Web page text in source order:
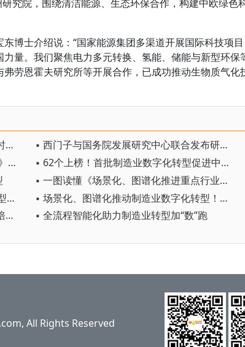
究院，围绕清洁能源、生态环保合作，构建中欧绿色
博士介绍说：“国家能源集团多渠道开展国际科技项目
量。我们聚焦电力多元转换、氢能、储能与新型环保
劳恩霍夫研究所等开展合作，已成功推动生物质气化
▪ 深化数智融合，驱动制造升级——和利时受邀参加制造业数字化转型发展研讨会
▪ 西门子与国务院发展研究中心联合发布研究成果
▪ 《制造业数字化转型发展报告（2025）》发布
▪ 62个上榜！首批制造业数字化转型促进中心建设主体名单公布
▪ 一图读懂《场景化、图谱化推进重点行业数字化转型的参考指引（2025版）》
▪ 40余家企业参赛，聚焦制造业数字化转型痛点
▪ 场景化、图谱化推动制造业数字化转型！重庆试点汽车行业“一图四清单”
▪ 工业和信息化部举办制造业数字化转型培训班
▪ 全流程智能化助力制造业转型加“数”跑
All Rights Reserved